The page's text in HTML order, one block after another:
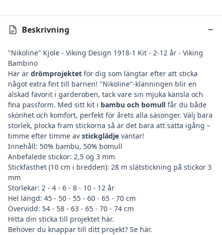
Beskrivning
"Nikoline" Kjole - Viking Design 1918-1 Kit - 2-12 år - Viking
Bambino
Här är drömprojektet för dig som längtar efter att sticka
något extra fint till barnen! "Nikoline"-klänningen blir en
älskad favorit i garderoben, tack vare sin mjuka känsla och
fina passform. Med sitt kit i bambu och bomull får du både
skönhet och komfort, perfekt för årets alla säsonger. Välj bara
storlek, plocka fram stickorna så är det bara att sätta igång –
timme efter timme av stickglädje väntar!
Innehåll: 50% bambu, 50% bomull
Anbefalede stickor: 2,5 og 3 mm
Stickfasthet (10 cm i bredden): 28 m slätstickning på stickor 3
mm
Storlekar: 2 - 4 - 6 - 8 - 10 - 12 år
Hel längd: 45 - 50 - 55 - 60 - 65 - 70 cm
Övervidd: 54 - 58 - 63 - 65 - 70 - 74 cm
Hitta din sticka till projektet här.
Behöver du knappar till ditt projekt? Se här.